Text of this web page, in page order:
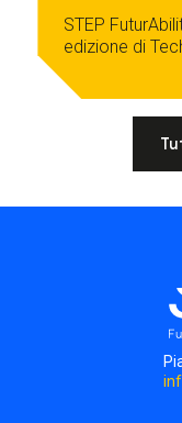
STEP
edizione di